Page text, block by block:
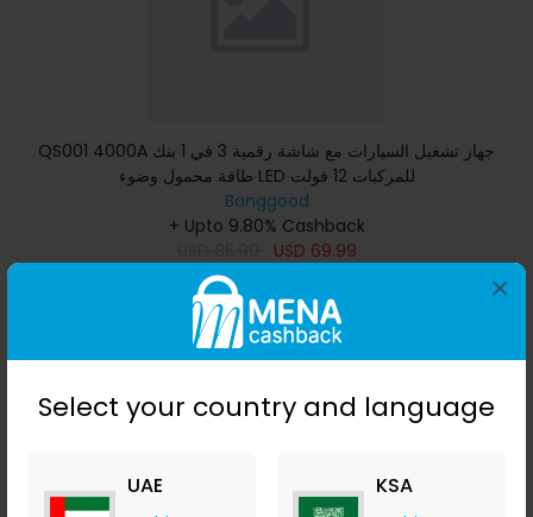
Select your country and language
UAE KSA
×
QS001 4000A جهاز تشغيل السيارات مع شاشة رقمية 3 في 1 بنك
طاقة محمول وضوء LED للمركبات 12 فولت
Banggood
+ Upto 9.80% Cashback
USD 69.99
Buy Now
Save 12%